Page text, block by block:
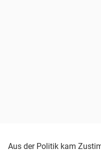
Aus der Politik kam